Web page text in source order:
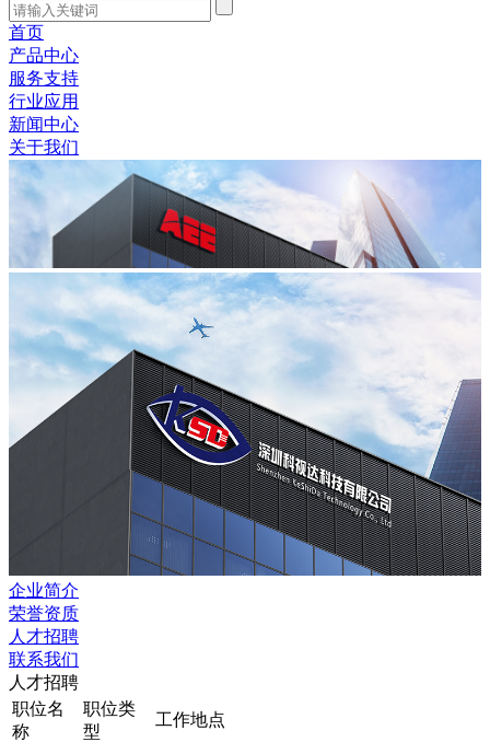
首页
产品中心
服务支持
行业应用
新闻中心
关于我们
企业简介
荣誉资质
人才招聘
联系我们
人才招聘
职位名
称
职位类
型
工作地点